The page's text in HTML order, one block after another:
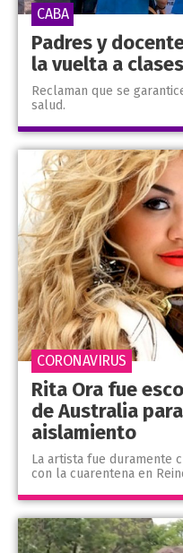
Padres y
la vuelta a
Reclaman que se
salud.
CABA
Rita Ora fue
de Australia
aislamiento
La artista fue duramente
con la cuarentena en
CORONAVIRUS